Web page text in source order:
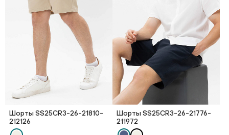
Шорты SS25CR3-26-21810-
212126
Шорты SS25CR3-26-21776-
211972